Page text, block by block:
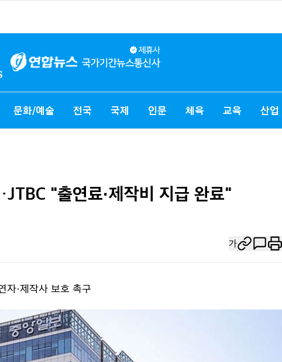
문화/예술 전국 국제 인문 체육 교육 산업
"출연료·제작비 지급 완료"
가
자·제작사 보호 촉구